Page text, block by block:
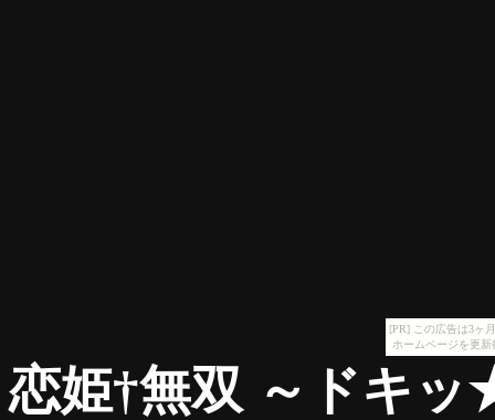
[PR] この広告は3ヶ
ホームページを更
恋姫†無双 ～ドキ